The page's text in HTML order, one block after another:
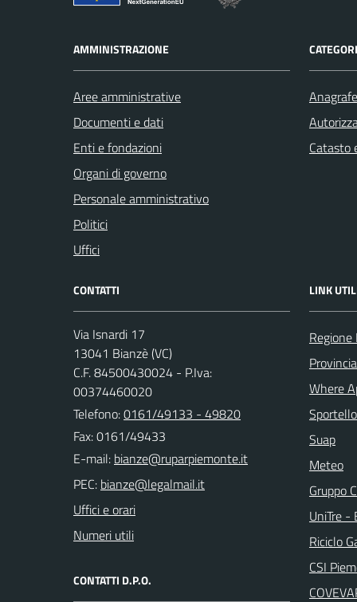
AMMINISTRAZIONE
Aree amministrative
Documenti e dati
Enti e fondazioni
Organi di governo
Personale amministrativo
Politici
Uffici
Catasto
CONTATTI
Via Isnardi 17
13041 Bianzè (VC)
C.F. 84500430024 - P.Iva:
00374460020
Telefono:0161/49133 - 49820
Fax: 0161/49433
E-mail:
PEC:
Uffici e orari
Numeri utili
CONTATTI D.P.O.
LINK
Where
Suap
Meteo
Gruppo
UniTre -
Riciclo
CSI